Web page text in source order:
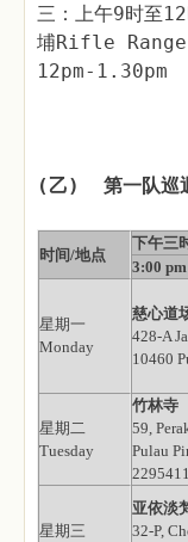
三：上午9时至
埔Rifle
12pm-1.30pm
(乙) 第一队巡
时间/地点
下午三
3:00
星期一
Monday
慈心道
428-A
10460
星期二
Tuesday
竹林寺
59,
Pulau
2295411
星期三
亚依淡
32-P,